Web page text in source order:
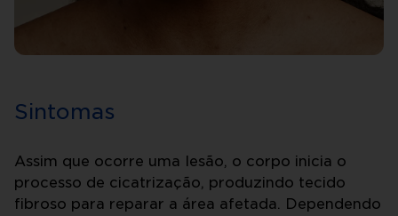
Sintomas
Assim que ocorre uma lesão, o corpo inicia o
processo de cicatrização, produzindo tecido
fibroso para reparar a área afetada. Dependendo